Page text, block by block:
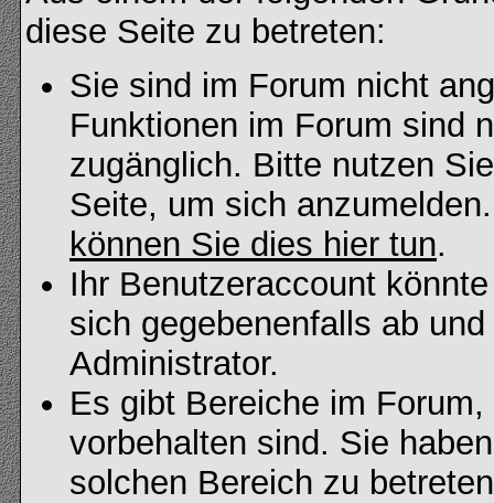
diese Seite zu betreten:
Sie sind im Forum nicht
Funktionen im Forum sind
zugänglich. Bitte nutzen
Seite, um sich
können Sie dies hier tun.
Ihr Benutzeraccount
sich gegebenenfalls ab
Administrator.
Es gibt Bereiche im
vorbehalten sind. Sie
solchen Bereich zu